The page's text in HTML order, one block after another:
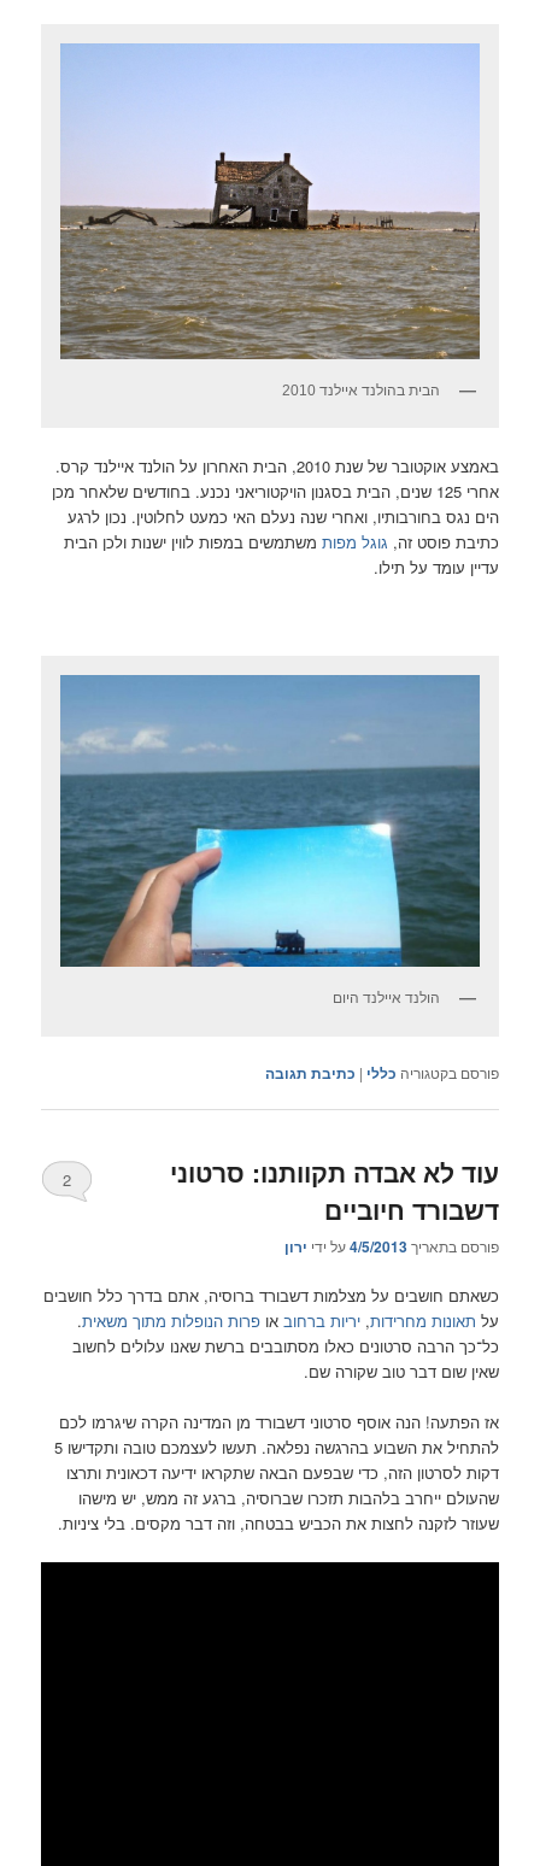
הבית בהולנד איילנד 2010
באמצע אוקטובר של שנת 2010, הבית האחרון על הולנד איילנד קרס.
אחרי 125 שנים, הבית בסגנון הויקטוריאני נכנע. בחודשים שלאחר מכן
הים נגס בחורבותיו, ואחרי שנה נעלם האי כמעט לחלוטין. נכון לרגע
כתיבת פוסט זה, גוגל מפות משתמשים במפות לווין ישנות ולכן הבית
עדיין עומד על תילו.
הולנד איילנד היום
פורסם בקטגוריה כללי | כתיבת תגובה
עוד לא אבדה תקוותנו: סרטוני
דשבורד חיוביים
פורסם בתאריך4/5/2013על ידי ירון
2
כשאתם חושבים על מצלמות דשבורד ברוסיה, אתם בדרך כלל חושבים
על תאונות מחרידות,יריות ברחוב אופרות הנופלות מתוך משאית.
כל־כך הרבה סרטונים כאלו מסתובבים ברשת שאנו עלולים לחשוב
שאין שום דבר טוב שקורה שם.
אז הפתעה! הנה אוסף סרטוני דשבורד מן המדינה הקרה שיגרמו לכם
להתחיל את השבוע בהרגשה נפלאה. תעשו לעצמכם טובה ותקדישו 5
דקות לסרטון הזה, כדי שבפעם הבאה שתקראו ידיעה דכאונית ותרצו
שהעולם ייחרב בלהבות תזכרו שברוסיה, ברגע זה ממש, יש מישהו
שעוזר לזקנה לחצות את הכביש בבטחה, וזה דבר מקסים. בלי ציניות.